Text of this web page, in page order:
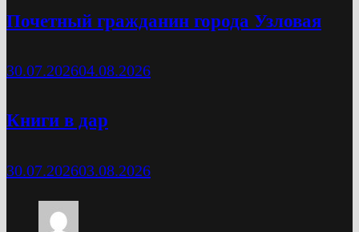
Почетный гражданин города Узловая
30.07.202604.08.2026
Книги в дар
30.07.202603.08.2026